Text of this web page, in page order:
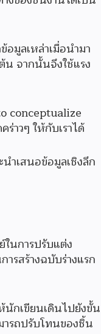
มูลเหล่าเมื่อนำมา
น จากนั้นจึงใช้แรง
conceptualize
าวๆ ให้กับเราได้
ำเสนอข้อมูลเชิงลึก
นการปรับแต่ง
ารสร้างฉบับร่างแรก
นักเขียนเดินไปยังขั้น
ารถปรับโทนของชิ้น